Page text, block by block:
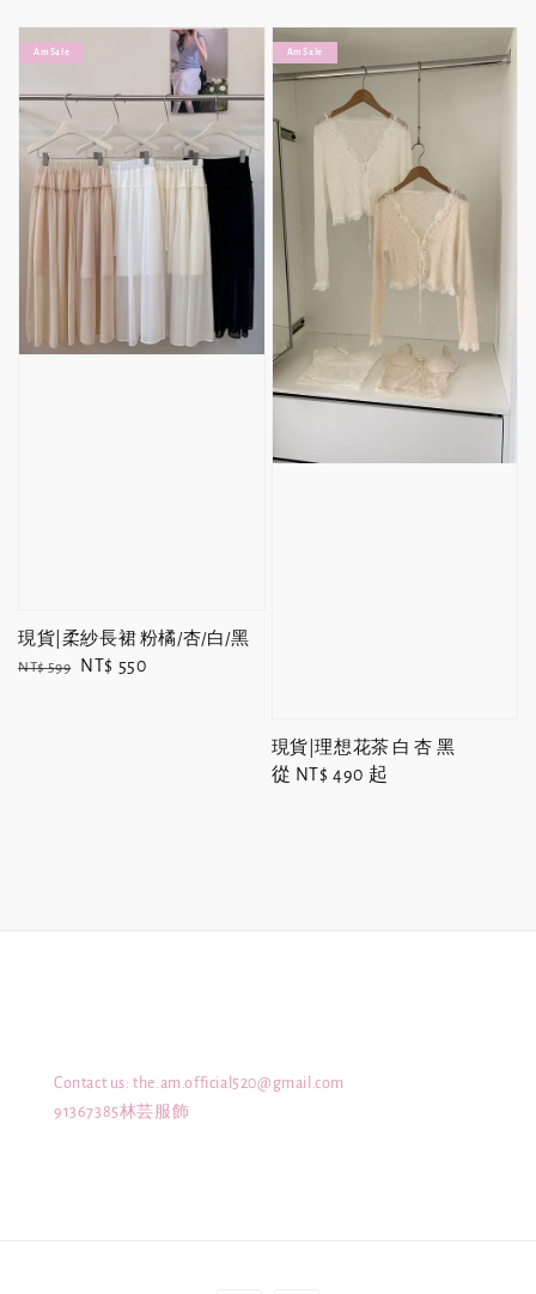
Am Sale
現貨|柔紗長裙 粉橘/杏/白/黑
Regular
NT$ 599
Sale
NT$ 550
Am Sale
現貨|理想花茶 白 杏 黑
Regular
從 NT$ 490 起
Contact us: the.am.official520@gmail.com
91367385林芸服飾